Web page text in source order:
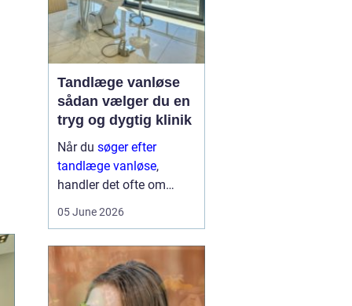
Tandlæge vanløse
sådan vælger du en
tryg og dygtig klinik
Når du søger efter
tandlæge vanløse,
handler det ofte om
du kan føle dig tryg, blive
taget alvorligt og få
grundig behandling ...
05 June 2026